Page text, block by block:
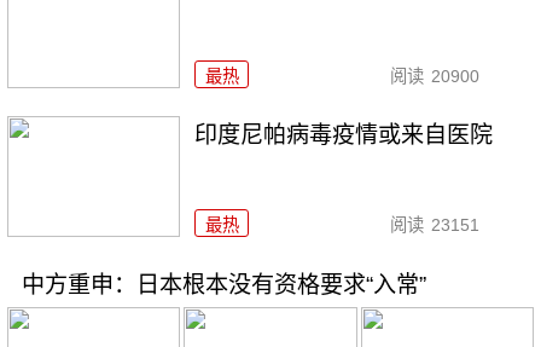
最热 阅读 20900
印度尼帕病毒疫情或来自医院
最热 阅读 23151
中方重申：日本根本没有资格要求“入常”